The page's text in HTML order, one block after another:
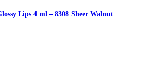
Lips 4 ml – 8308 Sheer Walnut